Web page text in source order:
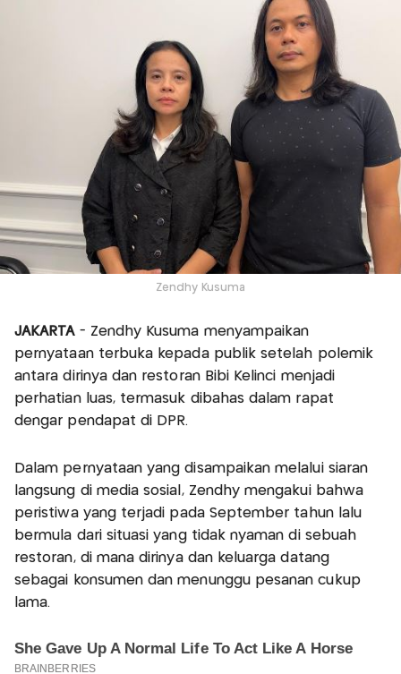
Zendhy Kusuma
JAKARTA- Zendhy Kusuma menyampaikan
pernyataan terbuka kepada publik setelah polemik
antara dirinya dan restoran Bibi Kelinci menjadi
perhatian luas, termasuk dibahas dalam rapat
dengar pendapat di DPR.
Dalam pernyataan yang disampaikan melalui siaran
langsung di media sosial, Zendhy mengakui bahwa
peristiwa yang terjadi pada September tahun lalu
bermula dari situasi yang tidak nyaman di sebuah
restoran, di mana dirinya dan keluarga datang
sebagai konsumen dan menunggu pesanan cukup
lama.